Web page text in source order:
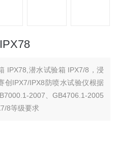
IPX78,潜水试验箱 IPX7/8，浸
创IPX7/IPX8防喷水试验仪根据
2007、GB4706.1-2005
8等级要求